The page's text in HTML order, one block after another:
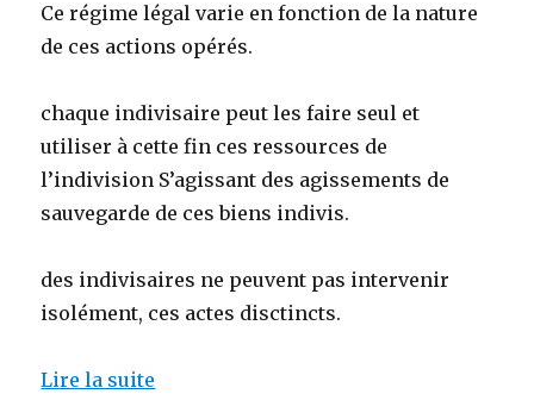
Ce régime légal varie en fonction de la nature
de ces actions opérés.
chaque indivisaire peut les faire seul et
utiliser à cette fin ces ressources de
l’indivision S’agissant des agissements de
sauvegarde de ces biens indivis.
des indivisaires ne peuvent pas intervenir
isolément, ces actes disctincts.
Lire la suite